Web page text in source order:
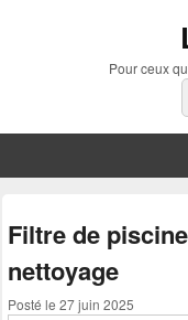
Pour ceux
Filtre de
nettoyage
Posté le 27 juin 2025